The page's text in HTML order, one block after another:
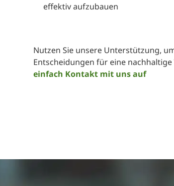
effektiv aufzubauen
Nutzen Sie unsere Unterstützung,
Entscheidungen für eine
einfach Kontakt mit uns auf